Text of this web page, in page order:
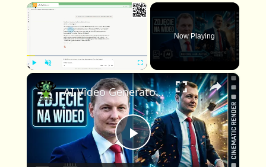
×
l n
m
u
u
l
l
s
c
r
Now Playing
×
P
AI Video Generator: stwórz profesjonalne kinowe wideo z jednego zdjęcia i jednego promptu